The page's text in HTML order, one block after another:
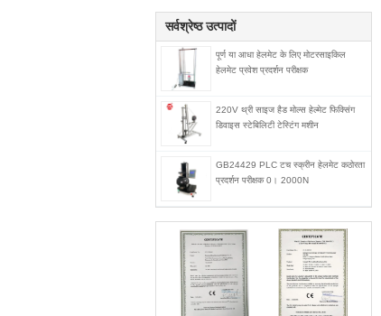
सर्वश्रेष्ठ उत्पादों
पूर्ण या आधा हेलमेट के लिए मोटरसाइकिल
हेलमेट प्रवेश प्रदर्शन परीक्षक
220V थ्री साइज हैड मोल्स हेल्मेट फिक्सिंग
डिवाइस स्टेबिलिटी टेस्टिंग मशीन
GB24429 PLC टच स्क्रीन हेलमेट कठोरता
प्रदर्शन परीक्षक 0। 2000N